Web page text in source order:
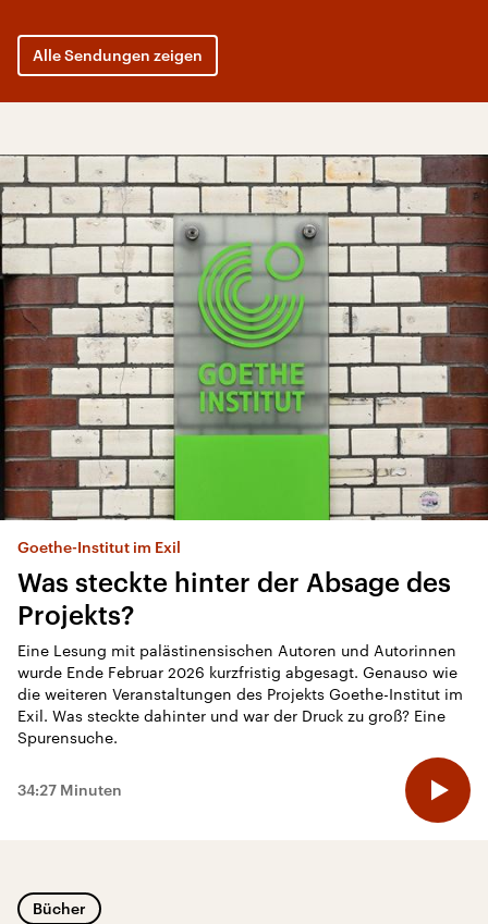
08.08.2026
zieht sich von der Bühne zurück
08.08.2026
Ehemaliger NATO-Bunker in Italien soll
zum Museum des Kalten Krieges
werden
08.08.2026
Stiftung warnt vor Problemen beim
Denkmalschutz
08.08.2026
Britische Aufsichtsbehörden geben
Paramount grünes Licht für Übernahme
von Warner Bros.
08.08.2026
Alle Sendungen zeigen
Goethe-Institut im Exil
Was steckte hinter der Absage des
Projekts?
Eine Lesung mit palästinensischen Autoren und Autorinnen
wurde Ende Februar 2026 kurzfristig abgesagt. Genauso wie
die weiteren Veranstaltungen des Projekts Goethe-Institut im
Exil. Was steckte dahinter und war der Druck zu groß? Eine
Spurensuche.
34:27 Minuten
Bücher